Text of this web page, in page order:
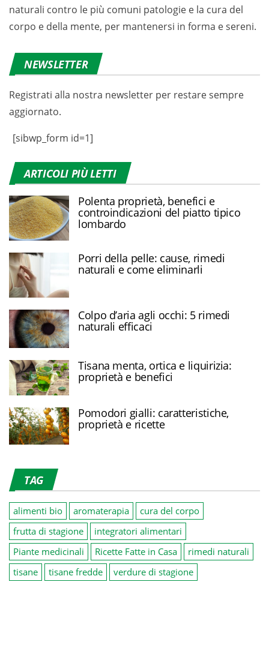
naturali contro le più comuni patologie e la cura del
corpo e della mente, per mantenersi in forma e sereni.
NEWSLETTER
Registrati alla nostra newsletter per restare sempre
aggiornato.
[sibwp_form id=1]
ARTICOLI PIÙ LETTI
Polenta proprietà, benefici e
controindicazioni del piatto tipico
lombardo
Porri della pelle: cause, rimedi
naturali e come eliminarli
Colpo d’aria agli occhi: 5 rimedi
naturali efficaci
Tisana menta, ortica e liquirizia:
proprietà e benefici
Pomodori gialli: caratteristiche,
proprietà e ricette
TAG
alimenti bio aromaterapia
cura del corpo
frutta di stagione
integratori alimentari
Piante medicinali
Ricette Fatte in Casa
rimedi naturali
tisane
tisane fredde verdure di stagione